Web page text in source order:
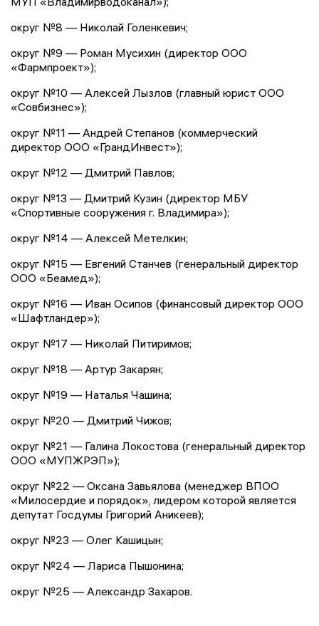
округ №8 — Николай Голенкевич;
округ №9 — Роман Мусихин (директор ООО
«Фармпроект»);
округ №10 — Алексей Лызлов (главный юрист ООО
«Совбизнес»);
округ №11 — Андрей Степанов (коммерческий
директор ООО «ГрандИнвест»);
округ №12 — Дмитрий Павлов;
округ №13 — Дмитрий Кузин (директор МБУ
«Спортивные сооружения г. Владимира»);
округ №14 — Алексей Метелкин;
округ №15 — Евгений Станчев (генеральный директор
ООО «Беамед»);
округ №16 — Иван Осипов (финансовый директор ООО
«Шафтландер»);
округ №17 — Николай Питиримов;
округ №18 — Артур Закарян;
округ №19 — Наталья Чашина;
округ №20 — Дмитрий Чижов;
округ №21 — Галина Локостова (генеральный директор
ООО «МУПЖРЭП»);
округ №22 — Оксана Завьялова (менеджер ВПОО
«Милосердие и порядок», лидером которой является
депутат Госдумы Григорий Аникеев);
округ №23 — Олег Кашицын;
округ №24 — Лариса Пышонина;
округ №25 — Александр Захаров.